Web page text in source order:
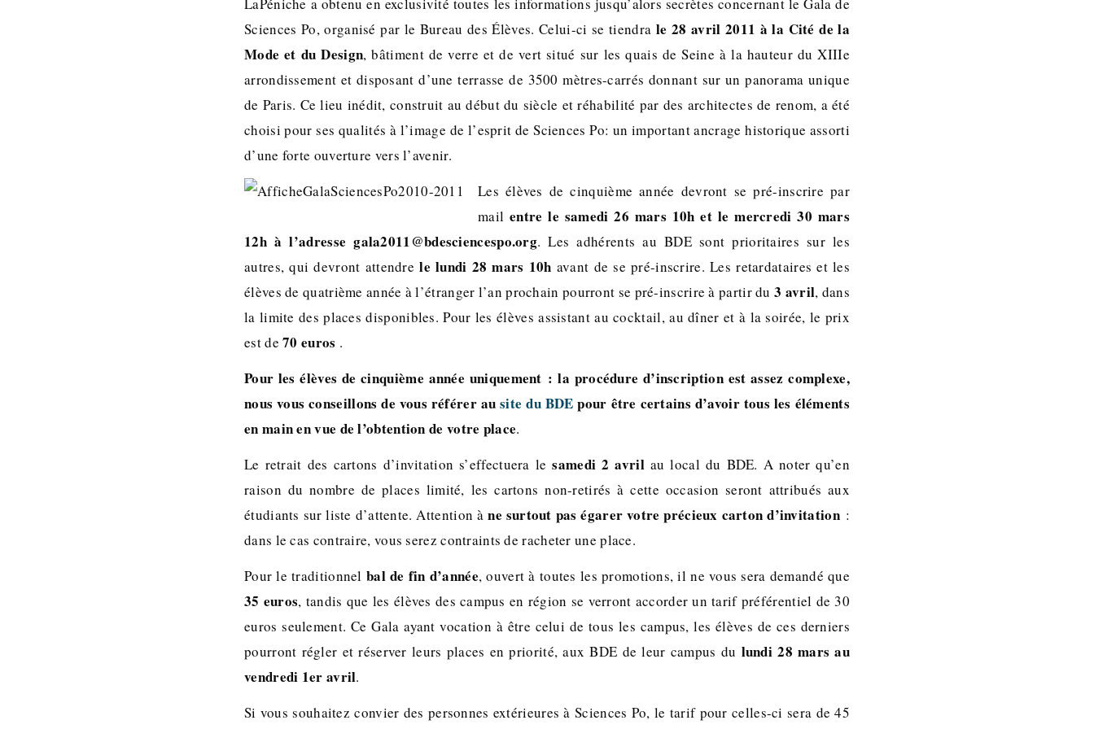
Sciences Po, organisé par le Bureau des Élèves. Celui-ci se tiendra le 28 avril 2011 à la Cité de la
Mode et du Design, bâtiment de verre et de vert situé sur les quais de Seine à la hauteur du XIIIe
arrondissement et disposant d’une terrasse de 3500 mètres-carrés donnant sur un panorama unique
de Paris. Ce lieu inédit, construit au début du siècle et réhabilité par des architectes de renom, a été
choisi pour ses qualités à l’image de l’esprit de Sciences Po: un important ancrage historique assorti
d’une forte ouverture vers l’avenir.
Les élèves de cinquième année devront se pré-inscrire par
mail entre le samedi 26 mars 10h et le mercredi 30 mars
12h à l’adresse gala2011@bdesciencespo.org. Les adhérents au BDE sont prioritaires sur les
autres, qui devront attendrele lundi 28 mars 10h avant de se pré-inscrire. Les retardataires et les
élèves de quatrième année à l’étranger l’an prochain pourront se pré-inscrire à partir du3 avril, dans
la limite des places disponibles. Pour les élèves assistant au cocktail, au dîner et à la soirée, le prix
est de70 euros .
Pour les élèves de cinquième année uniquement : la procédure d’inscription est assez complexe,
nous vous conseillons de vous référer ausite du BDE pour être certains d’avoir tous les éléments
en main en vue de l’obtention de votre place.
Le retrait des cartons d’invitation s’effectuera lesamedi 2 avrilau local du BDE. A noter qu’en
raison du nombre de places limité, les cartons non-retirés à cette occasion seront attribués aux
étudiants sur liste d’attente. Attention àne surtout pas égarer votre précieux carton d’invitation:
dans le cas contraire, vous serez contraints de racheter une place.
Pour le traditionnel bal de fin d’année, ouvert à toutes les promotions, il ne vous sera demandé que
35 euros, tandis que les élèves des campus en région se verront accorder un tarif préférentiel de 30
euros seulement. Ce Gala ayant vocation à être celui de tous les campus, les élèves de ces derniers
pourront régler et réserver leurs places en priorité, aux BDE de leur campus du lundi 28 mars au
vendredi 1er avril.
Si vous souhaitez convier des personnes extérieures à Sciences Po, le tarif pour celles-ci sera de 45